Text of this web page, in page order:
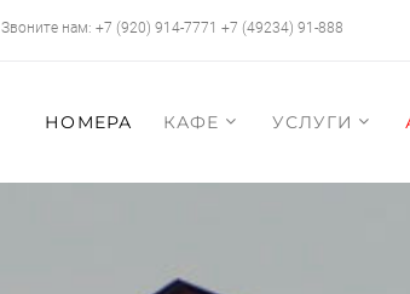
Звоните нам: +7 (920) 914-7771 +7 (49234) 91-888
НОМЕРА КАФЕ УСЛУГИ